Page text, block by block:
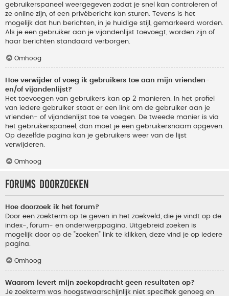
gebruikerspaneel weergegeven zodat je snel kan controleren of
ze online zijn, of een privébericht kan sturen. Tevens is het
mogelijk dat hun berichten, in je huidige stijl, gemarkeerd worden.
Als je een gebruiker aan je vijandenlijst toevoegt, worden zijn of
haar berichten standaard verborgen.
Omhoog
Hoe verwijder of voeg ik gebruikers toe aan mijn vrienden-
en/of vijandenlijst?
Het toevoegen van gebruikers kan op 2 manieren. In het profiel
van iedere gebruiker staat er een link om de gebruiker aan je
vrienden- of vijandenlijst toe te voegen. De tweede manier is via
het gebruikerspaneel, dan moet je een gebruikersnaam opgeven.
Op dezelfde pagina kan je gebruikers weer van de lijst
verwijderen.
Omhoog
Forums doorzoeken
Hoe doorzoek ik het forum?
Door een zoekterm op te geven in het zoekveld, die je vindt op de
index-, forum- en onderwerppagina. Uitgebreid zoeken is
mogelijk door op de "zoeken" link te klikken, deze vind je op iedere
pagina.
Omhoog
Waarom levert mijn zoekopdracht geen resultaten op?
Je zoekterm was hoogstwaarschijnlijk niet specifiek genoeg en